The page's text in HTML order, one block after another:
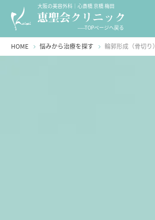
大阪の美容外科｜心斎橋 京橋 梅田
-----TOPページへ戻る
HOME 悩みから治療を探す 輪郭形成（骨切り）